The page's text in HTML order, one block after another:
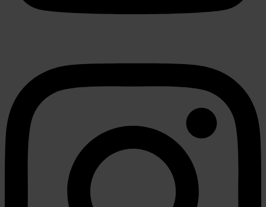
informatie die u aan ze heeft verstrekt of die ze hebben